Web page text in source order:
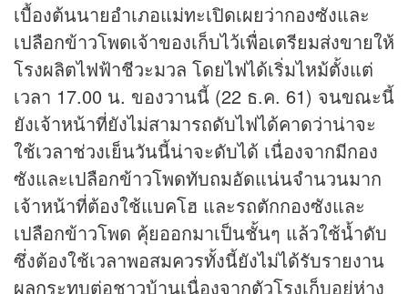
เบื้องต้นนายอำเภอแม่ทะเปิดเผยว่ากองซังและ
เปลือกข้าวโพดเจ้าของเก็บไว้เพื่อเตรียมส่งขายให้
โรงผลิตไฟฟ้าชีวะมวล โดยไฟได้เริ่มไหม้ตั้งแต่
เวลา 17.00 น. ของวานนี้ (22 ธ.ค. 61) จนขณะนี้
ยังเจ้าหน้าที่ยังไม่สามารถดับไฟได้คาดว่าน่าจะ
ใช้เวลาช่วงเย็นวันนี้น่าจะดับได้ เนื่องจากมีกอง
ซังและเปลือกข้าวโพดทับถมอัดแน่นจำนวนมาก
เจ้าหน้าที่ต้องใช้แบคโฮ และรถตักกองซังและ
เปลือกข้าวโพด คุ้ยออกมาเป็นชั้นๆ แล้วใช้น้ำดับ
ซึ่งต้องใช้เวลาพอสมควรทั้งนี้ยังไม่ได้รับรายงาน
ผลกระทบต่อชาวบ้านเนื่องจากตัวโรงเก็บอยู่ห่าง